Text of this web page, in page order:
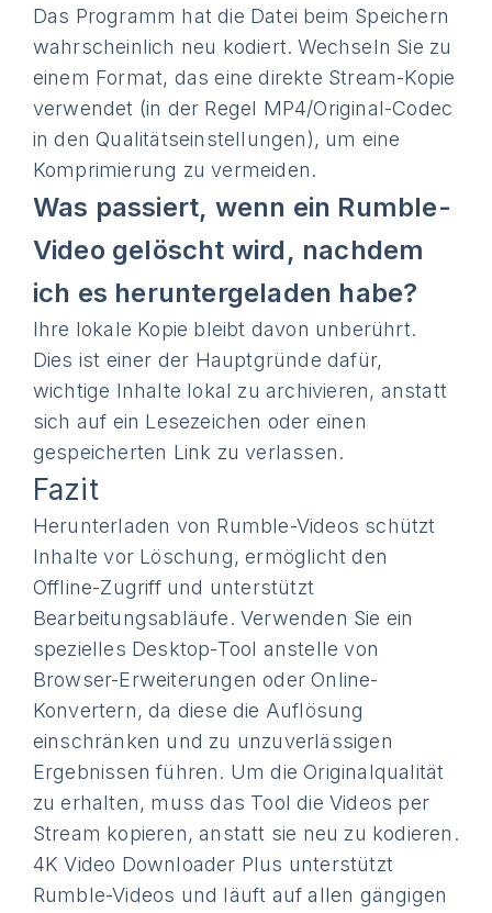
Das Programm hat die Datei beim Speichern
wahrscheinlich neu kodiert. Wechseln Sie zu
einem Format, das eine direkte Stream-Kopie
verwendet (in der Regel MP4/Original-Codec
in den Qualitätseinstellungen), um eine
Komprimierung zu vermeiden.
Was passiert, wenn ein Rumble-
Video gelöscht wird, nachdem
ich es heruntergeladen habe?
Ihre lokale Kopie bleibt davon unberührt.
Dies ist einer der Hauptgründe dafür,
wichtige Inhalte lokal zu archivieren, anstatt
sich auf ein Lesezeichen oder einen
gespeicherten Link zu verlassen.
Fazit
Herunterladen von Rumble-Videos schützt
Inhalte vor Löschung, ermöglicht den
Offline-Zugriff und unterstützt
Bearbeitungsabläufe. Verwenden Sie ein
spezielles Desktop-Tool anstelle von
Browser-Erweiterungen oder Online-
Konvertern, da diese die Auflösung
einschränken und zu unzuverlässigen
Ergebnissen führen. Um die Originalqualität
zu erhalten, muss das Tool die Videos per
Stream kopieren, anstatt sie neu zu kodieren.
4K Video Downloader Plus unterstützt
Rumble-Videos und läuft auf allen gängigen